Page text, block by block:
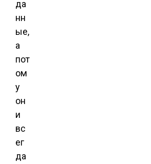
да
нн
ые,
а
пот
ом
у
он
и
вс
ег
да